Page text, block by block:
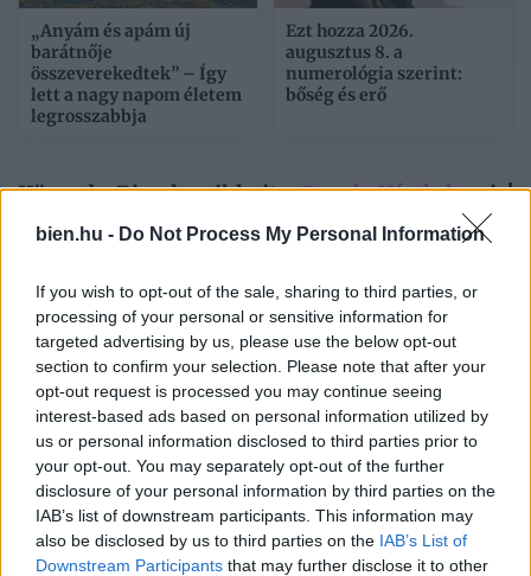
bien.hu - Do Not Process My Personal Information
If you wish to opt-out of the sale, sharing to third parties, or
processing of your personal or sensitive information for
targeted advertising by us, please use the below opt-out
section to confirm your selection. Please note that after your
opt-out request is processed you may continue seeing
interest-based ads based on personal information utilized by
us or personal information disclosed to third parties prior to
your opt-out. You may separately opt-out of the further
disclosure of your personal information by third parties on the
IAB’s list of downstream participants. This information may
also be disclosed by us to third parties on the IAB’s List of
Downstream Participants that may further disclose it to other
„Anyám és apám új
barátnője
összeverekedtek” – Így
lett a nagy napom életem
legrosszabbja
Ezt hozza 2026.
augusztus 8. a
numerológia szerint:
bőség és erő
Kövesd a Bien.hu cikkeit aGoogle Hírek-benis!
SZEXISTA
HOZZÁSZÓLÁSOK
Szólj hozzá a Facebook-on!